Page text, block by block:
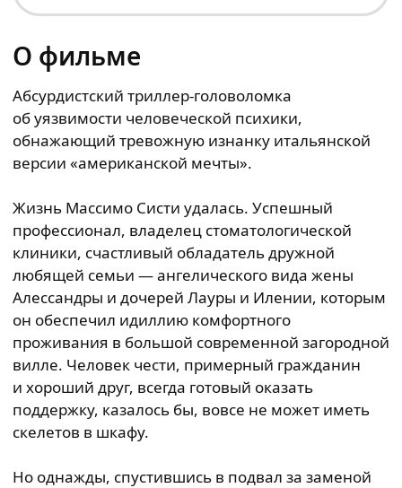
О фильме
Абсурдистский триллер-головоломка
об уязвимости человеческой психики,
обнажающий тревожную изнанку итальянской
версии «американской мечты».
Жизнь Массимо Систи удалась. Успешный
профессионал, владелец стоматологической
клиники, счастливый обладатель дружной
любящей семьи — ангелического вида жены
Алессандры и дочерей Лауры и Илении, которым
он обеспечил идиллию комфортного
проживания в большой современной загородной
вилле. Человек чести, примерный гражданин
и хороший друг, всегда готовый оказать
поддержку, казалось бы, вовсе не может иметь
скелетов в шкафу.
Но однажды, спустившись в подвал за заменой